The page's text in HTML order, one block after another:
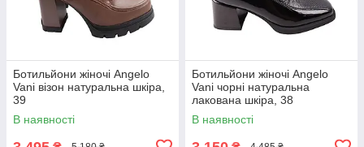
Ботильйони жіночі Angelo
Vani візон натуральна шкіра,
39
В наявності
Ботильйони жіночі Angelo
Vani чорні натуральна
лакована шкіра, 38
В наявності